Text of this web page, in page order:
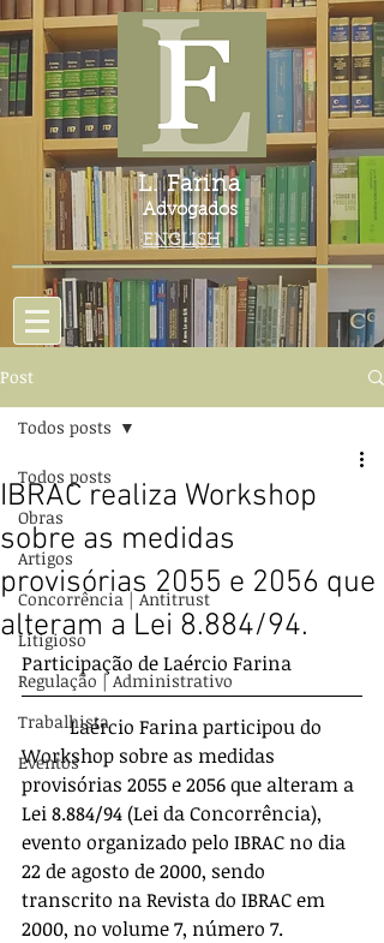
L. Farina
Advogados
ENGLISH
Post
Todos posts
Obras
Artigos
Concorrência | Antitrust
Litigioso
Regulação | Administrativo
Trabalhista
Eventos
Todos posts
IBRAC realiza Workshop
sobre as medidas
provisórias 2055 e 2056 que
alteram a Lei 8.884/94.
Participação de Laércio Farina
	Laércio Farina participou do
Workshop sobre as medidas
provisórias 2055 e 2056 que alteram a
Lei 8.884/94 (Lei da Concorrência),
evento organizado pelo IBRAC no dia
22 de agosto de 2000, sendo
transcrito na Revista do IBRAC em
2000, no volume 7, número 7.